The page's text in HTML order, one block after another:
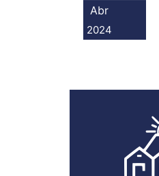
Abr
2024